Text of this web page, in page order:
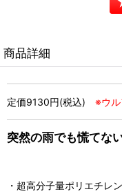
商品詳細
定価9130円(税込) ※ウ
突然の雨でも慌てな
・超高分子量ポリエチレ